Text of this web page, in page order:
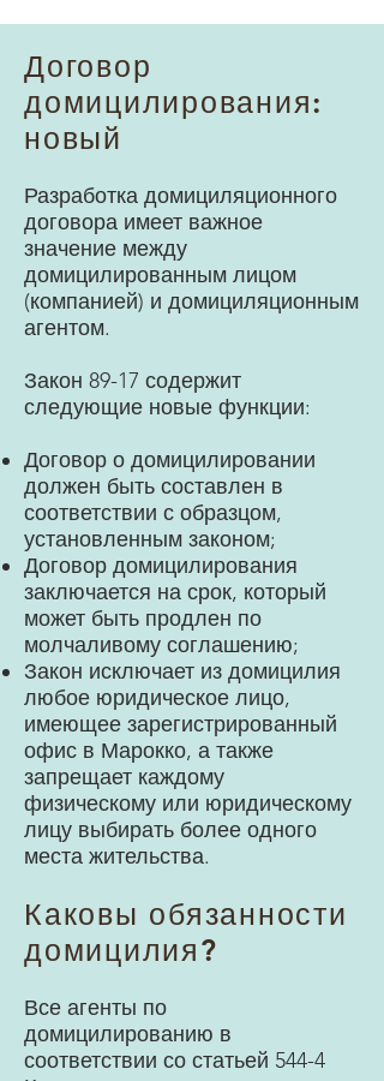
Договор
домицилирования:
новый
Разработка домициляционного
договора имеет важное
значение между
домицилированным лицом
(компанией) и домициляционным
агентом.
Закон 89-17 содержит
следующие новые функции:
Договор о домицилировании
должен быть составлен в
соответствии с образцом,
установленным законом;
Договор домицилирования
заключается на срок, который
может быть продлен по
молчаливому соглашению;
Закон исключает из домицилия
любое юридическое лицо,
имеющее зарегистрированный
офис в Марокко, а также
запрещает каждому
физическому или юридическому
лицу выбирать более одного
места жительства.
Каковы обязанности
домицилия?
Все агенты по
домицилированию в
соответствии со статьей 544-4